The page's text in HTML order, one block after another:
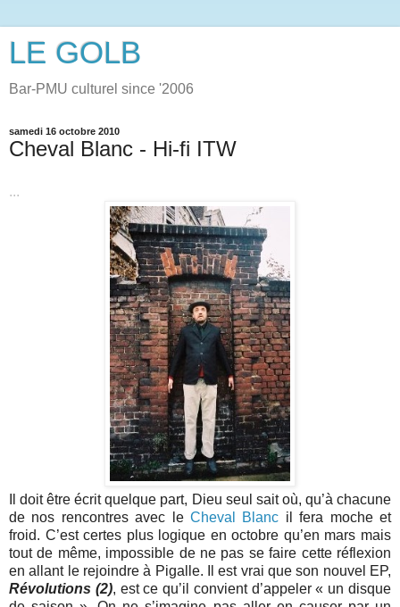
LE GOLB
Bar-PMU culturel since '2006
samedi 16 octobre 2010
Cheval Blanc - Hi-fi ITW
...
Il doit être écrit quelque part, Dieu seul sait où, qu’à chacune
de nos rencontres avec le Cheval Blanc il fera moche et
froid. C’est certes plus logique en octobre qu’en mars mais
tout de même, impossible de ne pas se faire cette réflexion
en allant le rejoindre à Pigalle. Il est vrai que son nouvel EP,
Révolutions (2), est ce qu’il convient d’appeler « un disque